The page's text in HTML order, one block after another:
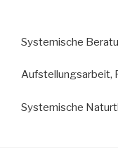
Systemische
Aufstellungsarbeit,
Systemische